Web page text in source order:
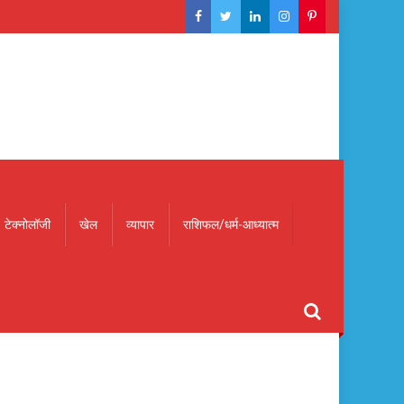
टेक्नोलॉजी खेल व्यापार राशिफल/धर्म-आध्यात्म